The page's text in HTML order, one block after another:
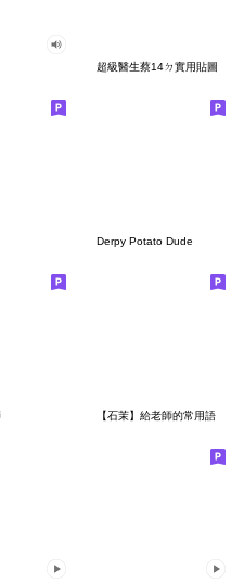
超級醫生蔡14ㄉ實用貼圖
Derpy Potato Dude
【石茉】給老師的常用語